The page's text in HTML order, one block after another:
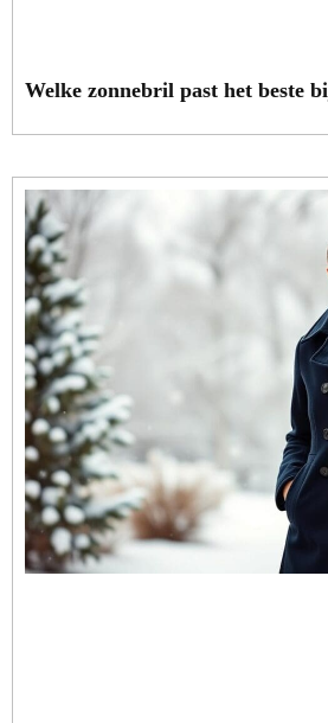
Welke zonnebril past het beste